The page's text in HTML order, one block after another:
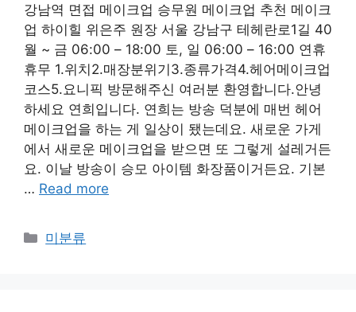
강남역 면접 메이크업 승무원 메이크업 추천 메이크
업 하이힐 위은주 원장 서울 강남구 테헤란로1길 40
월 ~ 금 06:00 – 18:00 토, 일 06:00 – 16:00 연휴
휴무 1.위치2.매장분위기3.종류가격4.헤어메이크업
코스5.요니픽 방문해주신 여러분 환영합니다.안녕
하세요 연희입니다. 연희는 방송 덕분에 매번 헤어
메이크업을 하는 게 일상이 됐는데요. 새로운 가게
에서 새로운 메이크업을 받으면 또 그렇게 설레거든
요. 이날 방송이 승모 아이템 화장품이거든요. 기본
… Read more
Categories
미분류